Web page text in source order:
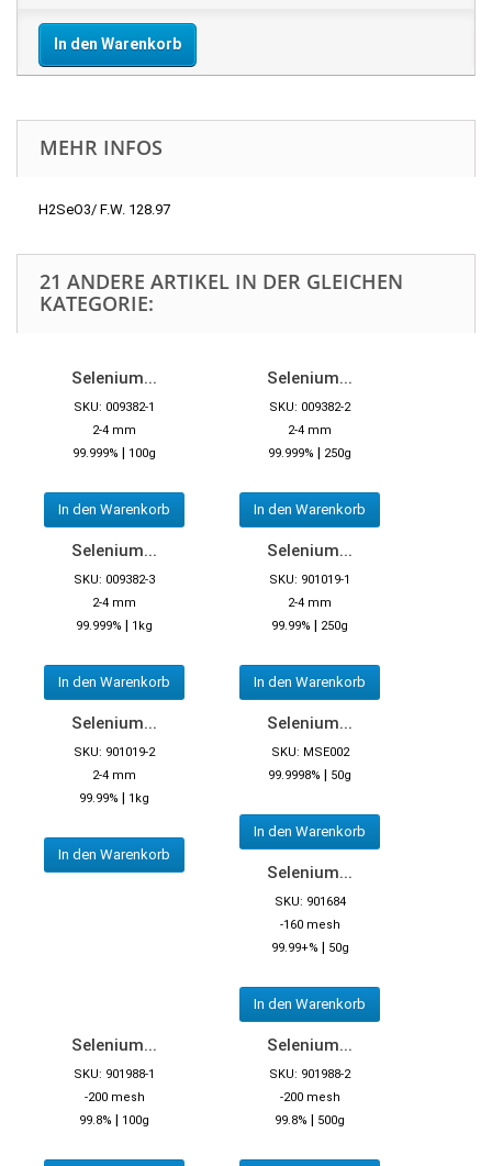
In den Warenkorb
MEHR INFOS
H2SeO3/ F.W. 128.97
21 ANDERE ARTIKEL IN DER GLEICHEN
KATEGORIE:
Selenium...
SKU: 009382-1
2-4 mm
99.999% | 100g
In den Warenkorb
Selenium...
SKU: 009382-2
2-4 mm
99.999% | 250g
In den Warenkorb
Selenium...
SKU: 009382-3
2-4 mm
99.999% | 1kg
In den Warenkorb
Selenium...
SKU: 901019-1
2-4 mm
99.99% | 250g
In den Warenkorb
Selenium...
SKU: 901019-2
2-4 mm
99.99% | 1kg
In den Warenkorb
Selenium...
SKU: MSE002
99.9998% | 50g
In den Warenkorb
Selenium...
SKU: 901684
-160 mesh
99.99+% | 50g
In den Warenkorb
Selenium...
SKU: 901988-1
-200 mesh
99.8% | 100g
Selenium...
SKU: 901988-2
-200 mesh
99.8% | 500g